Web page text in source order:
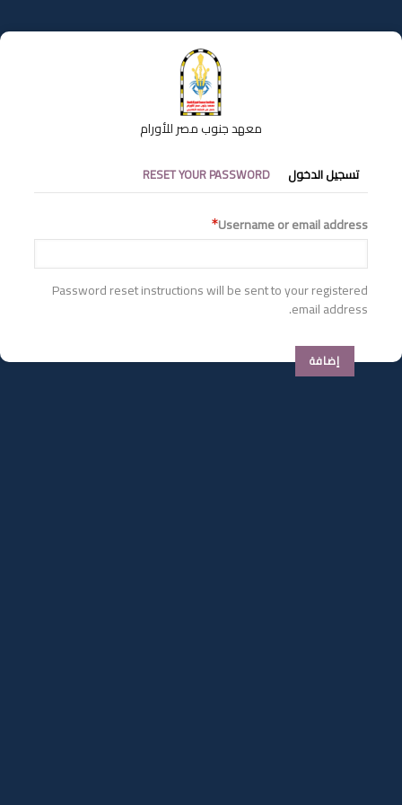
إلى
المحتوى
معهد جنوب مصر للأورام
التبويبات
الأساسية
تسجيل الدخول RESET YOUR PASSWORD
Username or email address
Password reset instructions will be sent to your registered
email address.